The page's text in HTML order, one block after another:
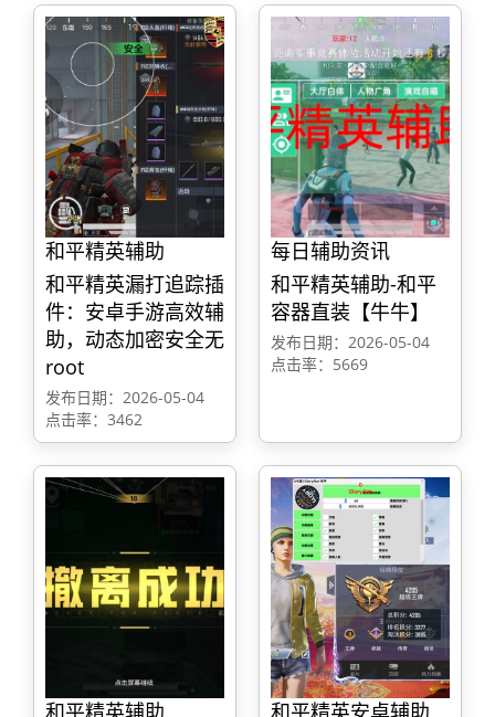
和平精英辅助
和平精英漏打追踪插
件：安卓手游高效辅
助，动态加密安全无
root
发布日期：2026-05-04
点击率：3462
每日辅助资讯
和平精英辅助-和平
容器直装【牛牛】
发布日期：2026-05-04
点击率：5669
和平精英辅助 和平精英安卓辅助